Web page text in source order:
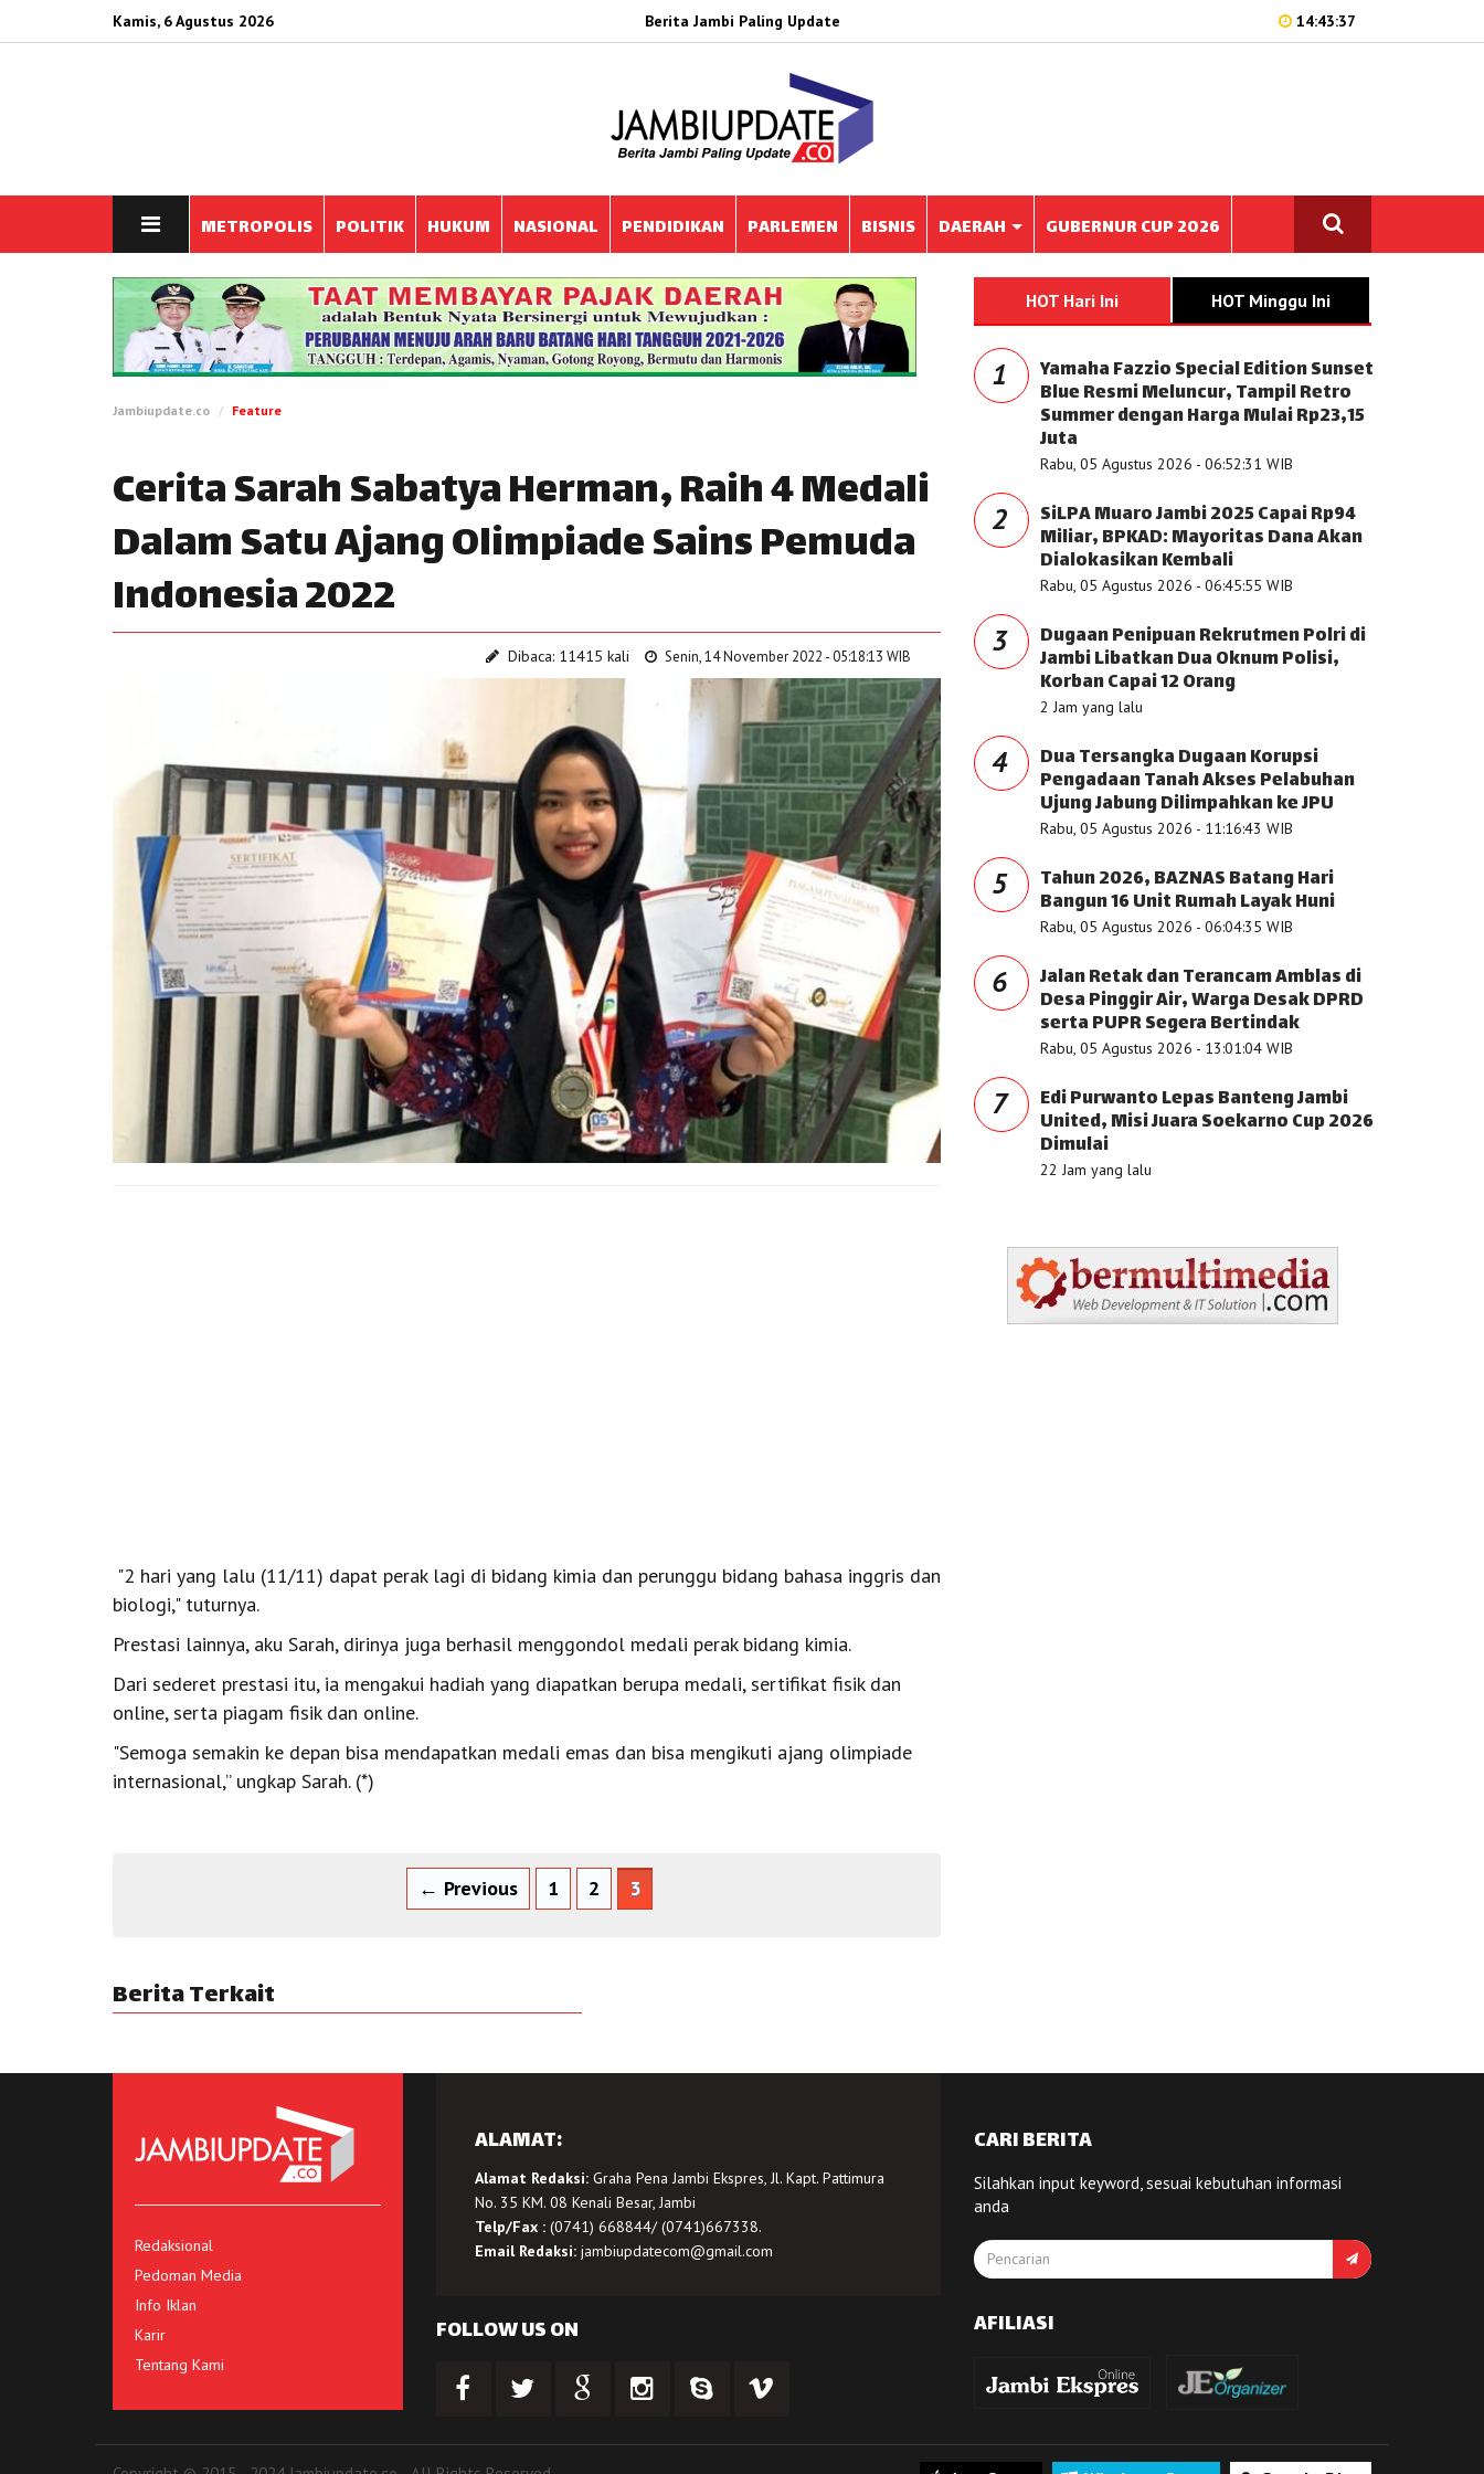
Kamis, 6 Agustus 2026 Berita Jambi Paling Update 14:43:37
METROPOLIS POLITIK HUKUM NASIONAL PENDIDIKAN PARLEMEN BISNIS DAERAH GUBERNUR CUP 2026
Jambiupdate.co Feature
Cerita Sarah Sabatya Herman, Raih 4 Medali
Dalam Satu Ajang Olimpiade Sains Pemuda
Indonesia 2022
Dibaca: 11415 kali Senin, 14 November 2022 - 05:18:13 WIB
"2 hari yang lalu (11/11) dapat perak lagi di bidang kimia dan perunggu bidang bahasa inggris dan
biologi," tuturnya.
Prestasi lainnya, aku Sarah, dirinya juga berhasil menggondol medali perak bidang kimia.
Dari sederet prestasi itu, ia mengakui hadiah yang diapatkan berupa medali, sertifikat fisik dan
online, serta piagam fisik dan online.
"Semoga semakin ke depan bisa mendapatkan medali emas dan bisa mengikuti ajang olimpiade
internasional,” ungkap Sarah. (*)
← Previous 1 2 3
Berita Terkait
HOT Hari Ini HOT Minggu Ini
1 Yamaha Fazzio Special Edition Sunset
Blue Resmi Meluncur, Tampil Retro
Summer dengan Harga Mulai Rp23,15
Juta
Rabu, 05 Agustus 2026 - 06:52:31 WIB
2 SiLPA Muaro Jambi 2025 Capai Rp94
Miliar, BPKAD: Mayoritas Dana Akan
Dialokasikan Kembali
Rabu, 05 Agustus 2026 - 06:45:55 WIB
3 Dugaan Penipuan Rekrutmen Polri di
Jambi Libatkan Dua Oknum Polisi,
Korban Capai 12 Orang
2 Jam yang lalu
4 Dua Tersangka Dugaan Korupsi
Pengadaan Tanah Akses Pelabuhan
Ujung Jabung Dilimpahkan ke JPU
Rabu, 05 Agustus 2026 - 11:16:43 WIB
5 Tahun 2026, BAZNAS Batang Hari
Bangun 16 Unit Rumah Layak Huni
Rabu, 05 Agustus 2026 - 06:04:35 WIB
6 Jalan Retak dan Terancam Amblas di
Desa Pinggir Air, Warga Desak DPRD
serta PUPR Segera Bertindak
Rabu, 05 Agustus 2026 - 13:01:04 WIB
7 Edi Purwanto Lepas Banteng Jambi
United, Misi Juara Soekarno Cup 2026
Dimulai
22 Jam yang lalu
Redaksional
Pedoman Media
Info Iklan
Karir
Tentang Kami
ALAMAT:
Alamat Redaksi:Graha Pena Jambi Ekspres, Jl. Kapt. Pattimura
No. 35 KM. 08 Kenali Besar, Jambi
Telp/Fax :(0741) 668844/ (0741)667338.
Email Redaksi: jambiupdatecom@gmail.com
FOLLOW US ON
CARI BERITA
Silahkan input keyword, sesuai kebutuhan informasi
anda
AFILIASI